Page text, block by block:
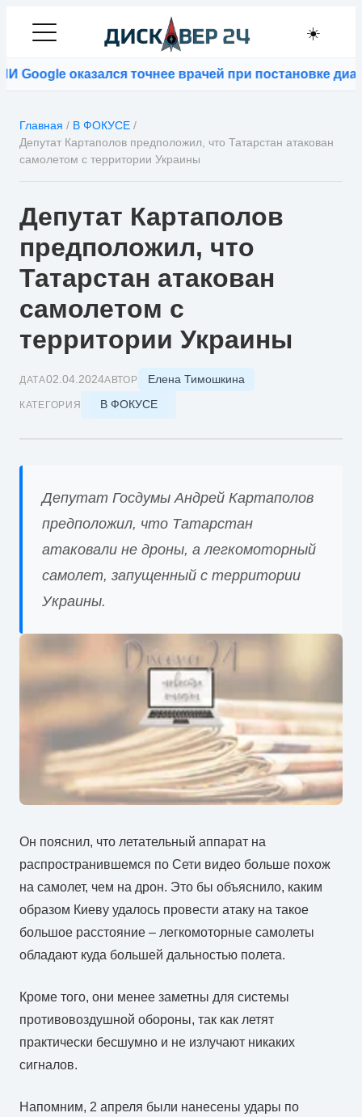
☀️
оказался точнее врачей при постановке
Главная / В ФОКУСЕ /
Депутат Картаполов предположил, что Татарстан атакован
самолетом с территории Украины
Депутат Картаполов
предположил, что
Татарстан атакован
самолетом с
территории Украины
ДАТА02.04.2024АВТОР Елена Тимошкина
КАТЕГОРИЯ В ФОКУСЕ
Депутат Госдумы Андрей Картаполов
предположил, что Татарстан
атаковали не дроны, а легкомоторный
самолет, запущенный с территории
Украины.
Он пояснил, что летательный аппарат на
распространившемся по Сети видео больше похож
на самолет, чем на дрон. Это бы объяснило, каким
образом Киеву удалось провести атаку на такое
большое расстояние – легкомоторные самолеты
обладают куда большей дальностью полета.
Кроме того, они менее заметны для системы
противовоздушной обороны, так как летят
практически бесшумно и не излучают никаких
сигналов.
Напомним, 2 апреля были нанесены удары по